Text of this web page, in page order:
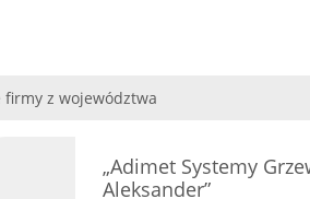
firmy z województwa
„Adimet Systemy
Aleksander”